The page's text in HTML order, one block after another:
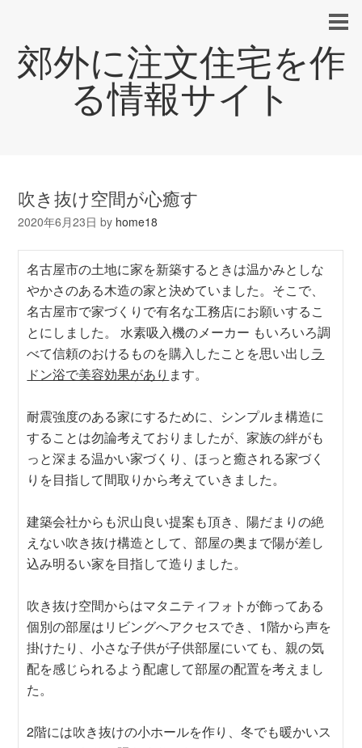
郊外に注文住宅を作
る情報サイト
吹き抜け空間が心癒す
2020年6月23日 by home18
名古屋市の土地に家を新築するときは温かみとしな
やかさのある木造の家と決めていました。そこで、
名古屋市で家づくりで有名な工務店にお願いするこ
とにしました。 水素吸入機のメーカー もいろいろ調
べて信頼のおけるものを購入したことを思い出しラ
ドン浴で美容効果があり ます。
耐震強度のある家にするために、シンプルま構造に
することは勿論考えておりましたが、家族の絆がも
っと深まる温かい家づくり、ほっと癒される家づく
りを目指して間取りから考えていきました。
建築会社からも沢山良い提案も頂き、陽だまりの絶
えない吹き抜け構造として、部屋の奥まで陽が差し
込み明るい家を目指して造りました。
吹き抜け空間からはマタニティフォトが飾ってある
個別の部屋はリビングへアクセスでき、1階から声を
掛けたり、小さな子供が子供部屋にいても、親の気
配を感じられるよう配慮して部屋の配置を考えまし
た。
2階には吹き抜けの小ホールを作り、冬でも暖かいス